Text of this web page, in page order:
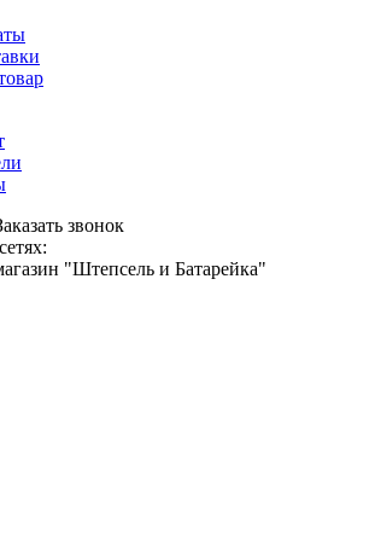
звонок
"Штепсель и Батарейка"